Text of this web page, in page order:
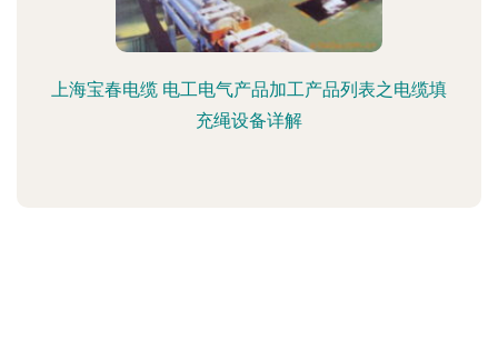
上海宝春电缆 电工电气产品加工产品列表之电缆填
充绳设备详解